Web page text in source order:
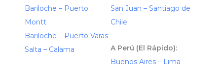
Bariloche – Puerto
Montt
Bariloche – Puerto Varas
Salta – Calama
San Juan – Santiago de
Chile
A Perú (El Rápido):
Buenos Aires – Lima